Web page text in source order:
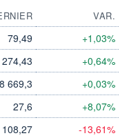
À LA
ESTIMÉ
VAR.
79,49 +1,03%
+0,64%
8 669,3 +0,03%
27,6 +8,07%
108,27 -13,61%